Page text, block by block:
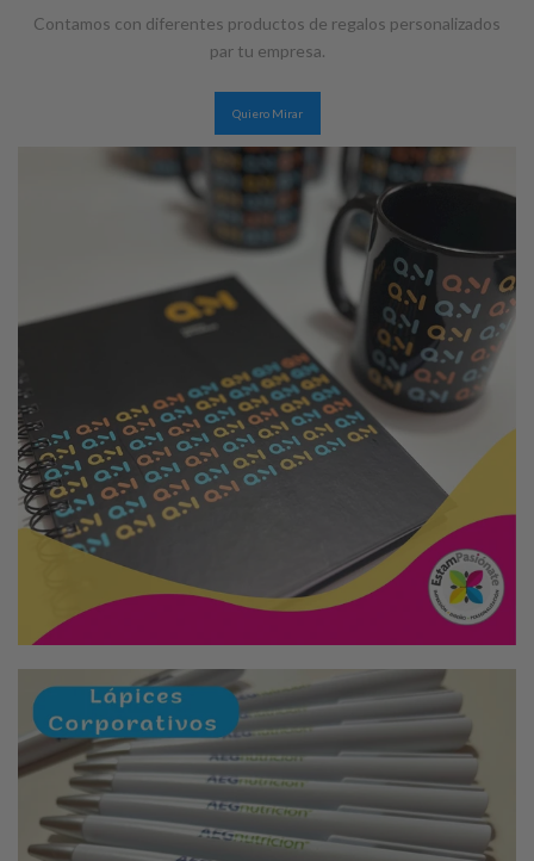
Contamos con diferentes productos de regalos personalizados
par tu empresa.
Quiero Mirar